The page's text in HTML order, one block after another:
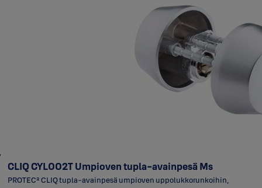
CLIQ CYL002T Umpioven tupla-avainpesä Ms
PROTEC² CLIQ tupla-avainpesä umpioven uppolukkorunkoihin,